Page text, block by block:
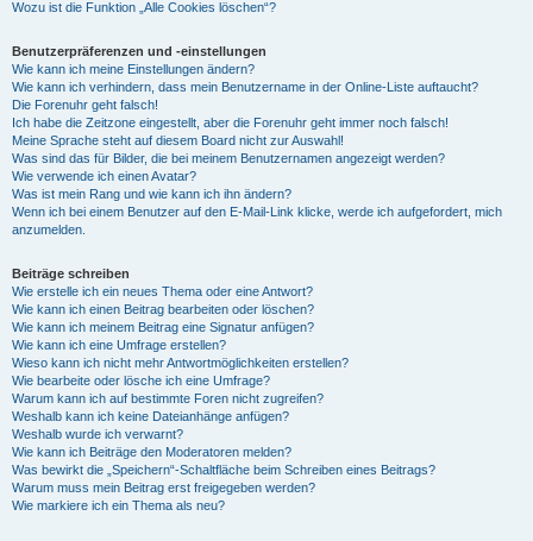
Wozu ist die Funktion „Alle Cookies löschen“?
Benutzerpräferenzen und -einstellungen
Wie kann ich meine Einstellungen ändern?
Wie kann ich verhindern, dass mein Benutzername in der Online-Liste auftaucht?
Die Forenuhr geht falsch!
Ich habe die Zeitzone eingestellt, aber die Forenuhr geht immer noch falsch!
Meine Sprache steht auf diesem Board nicht zur Auswahl!
Was sind das für Bilder, die bei meinem Benutzernamen angezeigt werden?
Wie verwende ich einen Avatar?
Was ist mein Rang und wie kann ich ihn ändern?
Wenn ich bei einem Benutzer auf den E-Mail-Link klicke, werde ich aufgefordert, mich
anzumelden.
Beiträge schreiben
Wie erstelle ich ein neues Thema oder eine Antwort?
Wie kann ich einen Beitrag bearbeiten oder löschen?
Wie kann ich meinem Beitrag eine Signatur anfügen?
Wie kann ich eine Umfrage erstellen?
Wieso kann ich nicht mehr Antwortmöglichkeiten erstellen?
Wie bearbeite oder lösche ich eine Umfrage?
Warum kann ich auf bestimmte Foren nicht zugreifen?
Weshalb kann ich keine Dateianhänge anfügen?
Weshalb wurde ich verwarnt?
Wie kann ich Beiträge den Moderatoren melden?
Was bewirkt die „Speichern“-Schaltfläche beim Schreiben eines Beitrags?
Warum muss mein Beitrag erst freigegeben werden?
Wie markiere ich ein Thema als neu?